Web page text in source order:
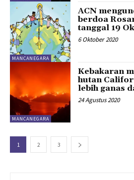
MANCANEGARA
ACN
berdoa
tanggal 19
6 Oktober 2020
MANCANEGARA
Kebakaran
hutan
lebih ganas
24 Agustus 2020
1 2 3